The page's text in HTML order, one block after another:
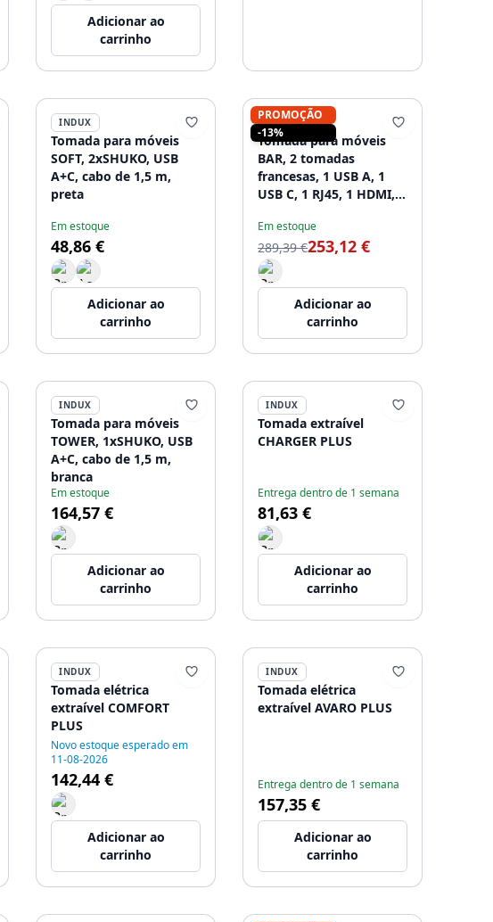
Adicionar ao
carrinho
INDUX
Tomada para móveis
SOFT, 2xSHUKO, USB
A+C, cabo de 1,5 m,
preta
Em estoque
48,86 €
Adicionar ao
carrinho
PROMOÇÃO
-13%
INDUX
Tomada para móveis
BAR, 2 tomadas
francesas, 1 USB A, 1
USB C, 1 RJ45, 1 HDMI,
Em estoque
289,39 €253,12 €
Adicionar ao
carrinho
INDUX
Tomada para móveis
TOWER, 1xSHUKO, USB
A+C, cabo de 1,5 m,
branca
Em estoque
164,57 €
Adicionar ao
carrinho
INDUX
Tomada extraível
CHARGER PLUS
Entrega dentro de 1 semana
81,63 €
Adicionar ao
carrinho
INDUX
Tomada elétrica
extraível COMFORT
PLUS
Novo estoque esperado em
11-08-2026
142,44 €
Adicionar ao
carrinho
INDUX
Tomada elétrica
extraível AVARO PLUS
Entrega dentro de 1 semana
157,35 €
Adicionar ao
carrinho